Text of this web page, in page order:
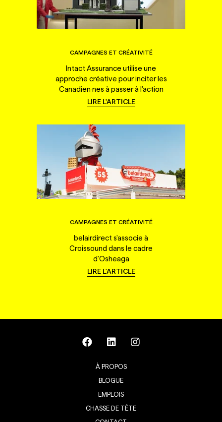
CAMPAGNES ET CRÉATIVITÉ
Intact Assurance utilise une
approche créative pour inciter les
Canadien·nes à passer à l'action
LIRE L'ARTICLE
CAMPAGNES ET CRÉATIVITÉ
belairdirect s'associe à
Croissound dans le cadre
d'Osheaga
LIRE L'ARTICLE
À PROPOS
BLOGUE
EMPLOIS
CHASSE DE TÊTE